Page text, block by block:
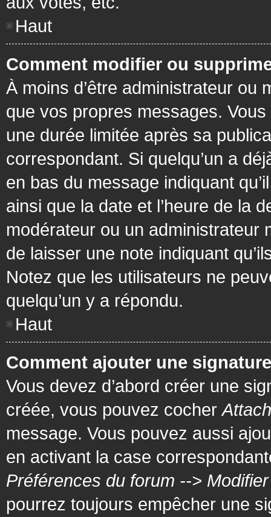
Haut
Comment modifier ou
À moins d’être administrateur ou
que vos propres messages.
une durée limitée après sa
correspondant. Si quelqu’un a
en bas du message indiquant
ainsi que la date et l’heure de la
modérateur ou un administrateur
de laisser une note indiquant
Notez que les utilisateurs ne
quelqu’un y a répondu.
Haut
Comment ajouter une
Vous devez d’abord créer une
créée, vous pouvez cocher
message. Vous pouvez aussi
en activant la case
Préférences du forum -->
pourrez toujours empêcher une